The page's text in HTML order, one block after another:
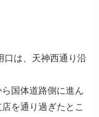
口は、天神西通り沿
国体道路側に進ん
を通り過ぎたとこ